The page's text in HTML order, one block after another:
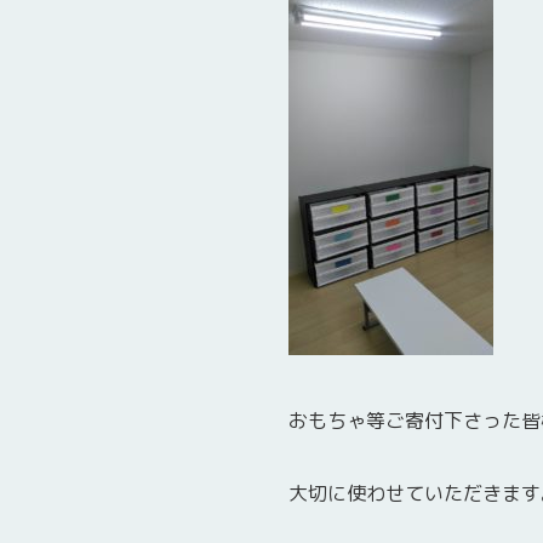
おもちゃ等ご寄付下さった
大切に使わせていただきます